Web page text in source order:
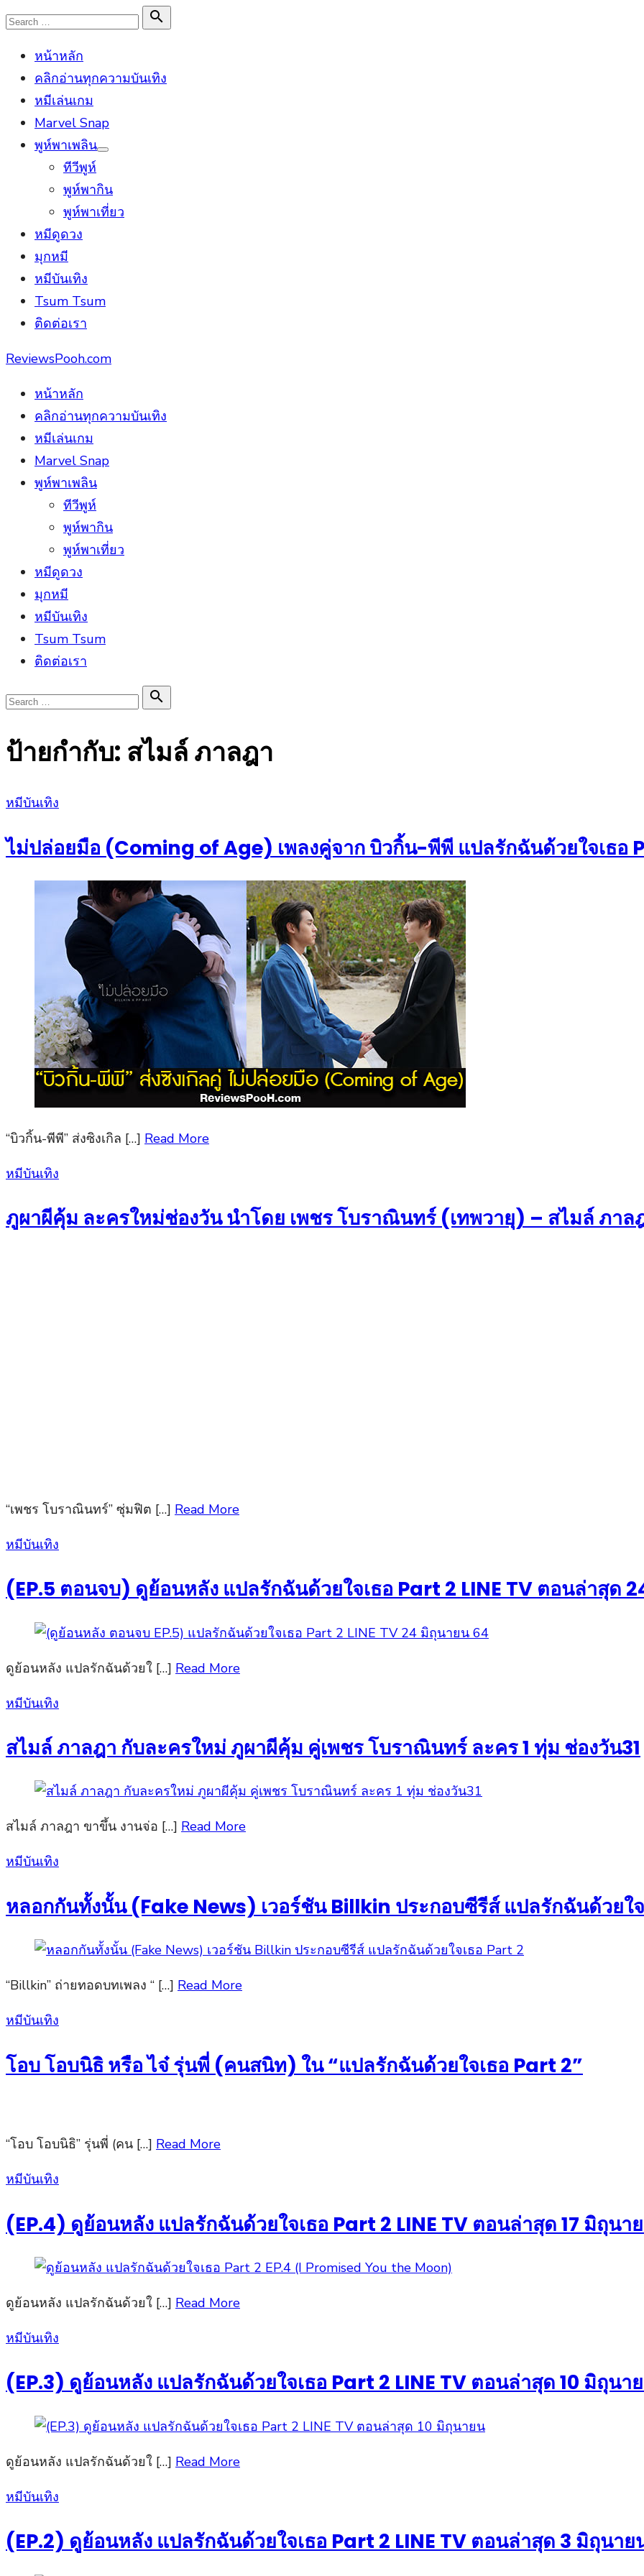
Skip
content
Search

Search
หน้าหลัก
คลิกอ่านทุกความบันเทิง
หมีเล่นเกม
Marvel Snap
พูห์พาเพลิน
Show
ทีวีพูห์
พูห์พากิน
พูห์พาเที่ยว
หมีดูดวง
มุกหมี
หมีบันเทิง
Tsum Tsum
ติดต่อเรา
ReviewsPooh.com
หน้าหลัก
คลิกอ่านทุกความบันเทิง
หมีเล่นเกม
Marvel Snap
พูห์พาเพลิน
ทีวีพูห์
พูห์พากิน
พูห์พาเที่ยว
หมีดูดวง
มุกหมี
หมีบันเทิง
Tsum Tsum
ติดต่อเรา
Search

Search
ป้ายกำกับ: สไมล์ ภาลฎา
Posted
หมีบันเทิง
ไม่ปล่อยมือ (Coming of Age) เพลงคู่จาก บิวกิ้น-พีพี แปลรักฉันด้วยใจเธอ
“บิวกิ้น-พีพี” ส่งซิงเกิล […] Read More
Posted
หมีบันเทิง
ภูผาผีคุ้ม ละครใหม่ช่องวัน นำโดย เพชร โบราณินทร์ (เทพวายุ) – สไมล์ ภาล
“เพชร โบราณินทร์” ซุ่มฟิต […] Read More
Posted
หมีบันเทิง
(EP.5 ตอนจบ) ดูย้อนหลัง แปลรักฉันด้วยใจเธอ Part 2 LINE TV ตอนล่าสุด
ดูย้อนหลัง แปลรักฉันด้วยใ […] Read More
Posted
หมีบันเทิง
สไมล์ ภาลฎา กับละครใหม่ ภูผาผีคุ้ม คู่เพชร โบราณินทร์ ละคร 1 ทุ่ม ช่องวัน31
สไมล์ ภาลฎา ขาขึ้น งานจ่อ […] Read More
Posted
หมีบันเทิง
หลอกกันทั้งนั้น (Fake News) เวอร์ชัน Billkin ประกอบซีรีส์ แปลรักฉันด้วยใ
“Billkin” ถ่ายทอดบทเพลง “ […] Read More
Posted
หมีบันเทิง
โอบ โอบนิธิ หรือ ไจ๋ รุ่นพี่ (คนสนิท) ใน “แปลรักฉันด้วยใจเธอ Part 2”
“โอบ โอบนิธิ” รุ่นพี่ (คน […] Read More
Posted
หมีบันเทิง
(EP.4) ดูย้อนหลัง แปลรักฉันด้วยใจเธอ Part 2 LINE TV ตอนล่าสุด 17 มิถุนา
ดูย้อนหลัง แปลรักฉันด้วยใ […] Read More
Posted
หมีบันเทิง
(EP.3) ดูย้อนหลัง แปลรักฉันด้วยใจเธอ Part 2 LINE TV ตอนล่าสุด 10 มิถุนา
ดูย้อนหลัง แปลรักฉันด้วยใ […] Read More
Posted
หมีบันเทิง
(EP.2) ดูย้อนหลัง แปลรักฉันด้วยใจเธอ Part 2 LINE TV ตอนล่าสุด 3 มิถุนาย